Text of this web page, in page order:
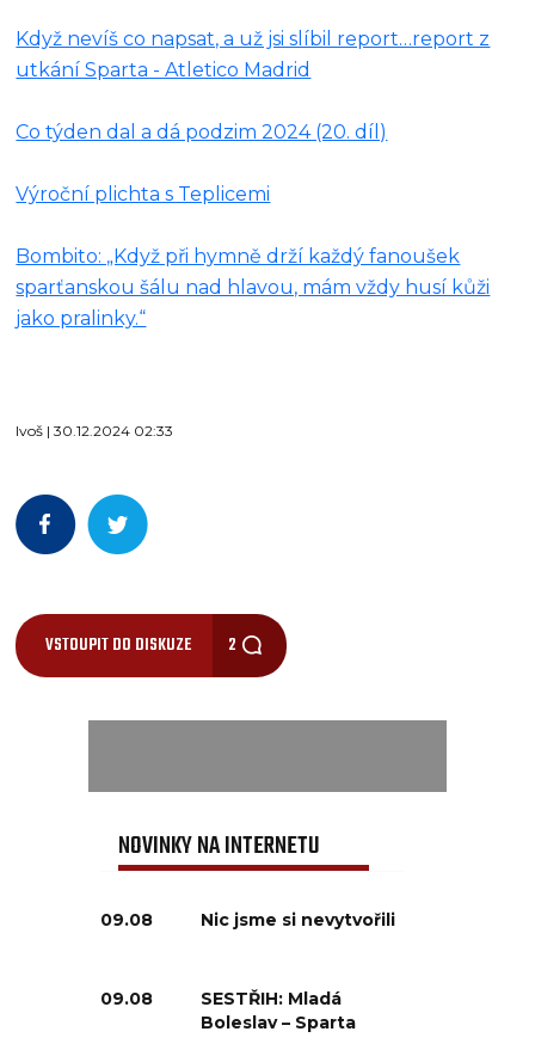
Když nevíš co napsat, a už jsi slíbil report…report z
utkání Sparta - Atletico Madrid
Co týden dal a dá podzim 2024 (20. díl)
Výroční plichta s Teplicemi
Bombito: „Když při hymně drží každý fanoušek
sparťanskou šálu nad hlavou, mám vždy husí kůži
jako pralinky.“
Ivoš | 30.12.2024 02:33
VSTOUPIT DO DISKUZE 2
NOVINKY NA INTERNETU
09.08 Nic jsme si nevytvořili
09.08
SESTŘIH: Mladá
Boleslav – Sparta